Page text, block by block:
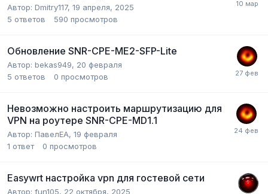
Автор: Dmitry117, 19 апреля, 2025
5 ответов 590 просмотров
Обновление SNR-CPE-ME2-SFP-Lite
Автор: bekas949, 20 февраля
5 ответов 0 просмотров
Невозможно настроить маршрутизацию для
VPN на роутере SNR-CPE-MD1.1
Автор: ПавелЕА, 19 февраля
1 ответ 0 просмотров
Easywrt настройка vpn для гостевой сети
Автор: fun105, 22 октября, 2025